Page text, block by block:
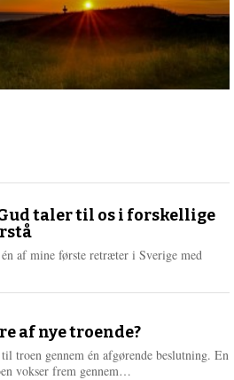
taler til os i forskellige
af mine første retræter i Sverige med
af nye troende?
troen gennem én afgørende beslutning. En
vokser frem gennem…